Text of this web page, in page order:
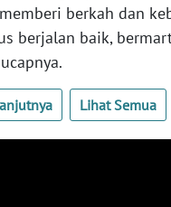
berkah dan
berjalan baik,
Lihat Semua